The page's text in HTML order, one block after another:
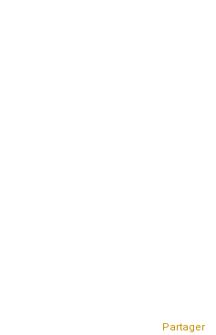
Partager